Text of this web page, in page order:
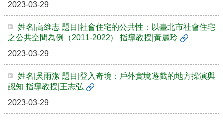
2023-03-29
姓名|高維志 題目|社會住宅的公共性：以臺北市社會住宅
之公共空間為例（2011-2022） 指導教授|黃麗玲
2023-03-29
姓名|吳雨潔 題目|登入奇境：戶外實境遊戲的地方操演與
認知 指導教授|王志弘
2023-03-29